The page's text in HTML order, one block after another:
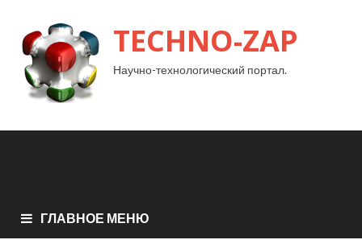
TECHNO-ZAP
Научно-технологический портал.
ГЛАВНОЕ МЕНЮ